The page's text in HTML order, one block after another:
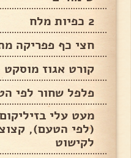
2 כפיות מלח
חצי כף פפריקה
קורט אגוז מוסקט
פלפל שחור לפי
מעט עלי
(לפי הטעם),
לקישוט